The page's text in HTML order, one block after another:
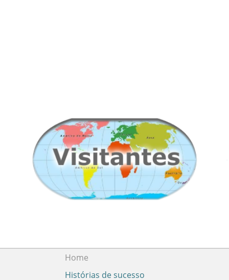
Home
Histórias de sucesso